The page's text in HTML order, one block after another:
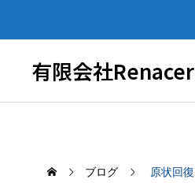
有限会社Renacer
ブログ 原状回復